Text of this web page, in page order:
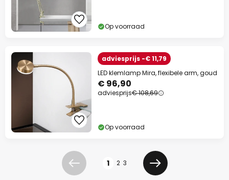
Op voorraad
adviesprijs -€ 11,79
LED klemlamp Mira, flexibele arm, goud
€ 96,90
adviesprijs€ 108,69
Op voorraad
Vorige 1 2 3
Volgende